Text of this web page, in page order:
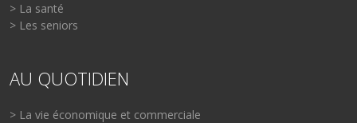
> La santé
> Les seniors
AU QUOTIDIEN
> La vie économique et commerciale